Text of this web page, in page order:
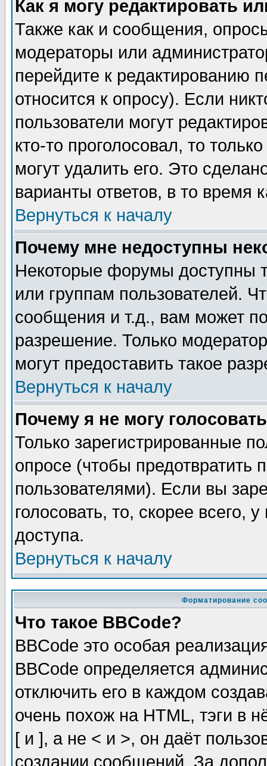
Как я могу редактировать
Также как и сообщения,
модераторы или
перейдите к редактированию
относится к опросу). Если
пользователи могут
кто-то проголосовал, то
могут удалить его. Это
варианты ответов, в то время
Вернуться к началу
Почему мне недоступны
Некоторые форумы доступны
или группам пользователей.
сообщения и т.д., вам может
разрешение. Только
могут предоставить такое
Вернуться к началу
Почему я не могу
Только зарегистрированные
опросе (чтобы предотвратить
пользователями). Если вы
голосовать, то, скорее всего,
доступа.
Вернуться к началу
Форматирование
Что такое BBCode?
BBCode это особая
BBCode определяется
отключить его в каждом
очень похож на HTML, тэги в
[ и ], а не < и >, он даёт
создании сообщений. За